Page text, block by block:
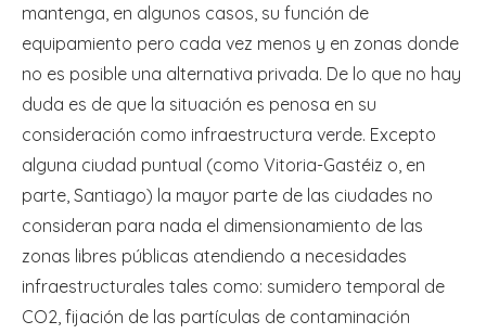
mantenga, en algunos casos, su función de
equipamiento pero cada vez menos y en zonas donde
no es posible una alternativa privada. De lo que no hay
duda es de que la situación es penosa en su
consideración como infraestructura verde. Excepto
alguna ciudad puntual (como Vitoria-Gastéiz o, en
parte, Santiago) la mayor parte de las ciudades no
consideran para nada el dimensionamiento de las
zonas libres públicas atendiendo a necesidades
infraestructurales tales como: sumidero temporal de
CO2, fijación de las partículas de contaminación